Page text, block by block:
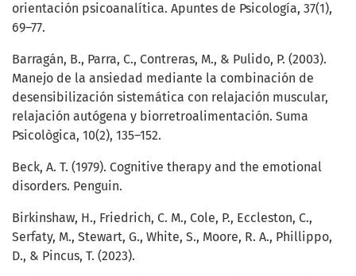
orientación psicoanalítica. Apuntes de Psicología, 37(1),
69–77.
Barragán, B., Parra, C., Contreras, M., & Pulido, P. (2003).
Manejo de la ansiedad mediante la combinación de
desensibilización sistemática con relajación muscular,
relajación autógena y biorretroalimentación. Suma
Psicològica, 10(2), 135–152.
Beck, A. T. (1979). Cognitive therapy and the emotional
disorders. Penguin.
Birkinshaw, H., Friedrich, C. M., Cole, P., Eccleston, C.,
Serfaty, M., Stewart, G., White, S., Moore, R. A., Phillippo,
D., & Pincus, T. (2023).